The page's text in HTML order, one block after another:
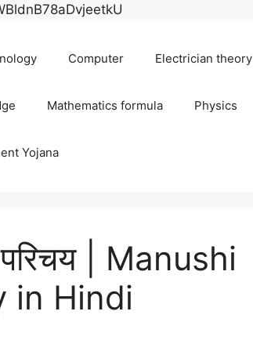
Computer Electrician theory
Mathematics formula Physics
Yojana
परिचय | Manushi
in Hindi